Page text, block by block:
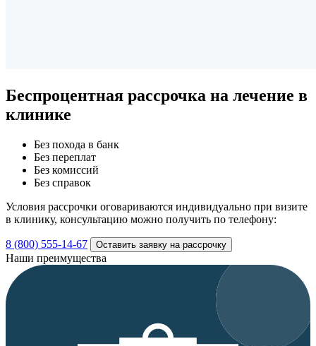
Беспроцентная рассрочка на лечение в
клинике
Без похода в банк
Без переплат
Без комиссий
Без справок
Условия рассрочки оговариваются индивидуально при визите
в клинику, консультацию можно получить по телефону:
8 (800) 555-14-67 Оставить заявку на рассрочку
Наши преимущества